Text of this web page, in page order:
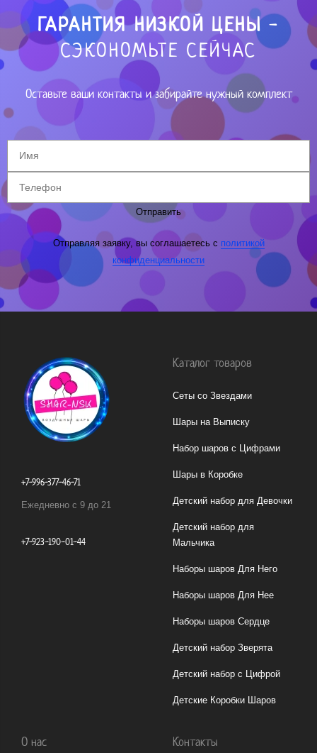
ГАРАНТИЯ НИЗКОЙ ЦЕНЫ-
СЭКОНОМЬТЕ СЕЙЧАС
Оставьте ваши контакты и забирайте нужный комплект
Отправить
Отправляя заявку, вы соглашаетесь с политикой
конфиденциальности
+7-996-377-46-71
Ежедневно с 9 до 21
+7-923-190-01-44
Каталог товаров
Сеты со Звездами
Шары на Выписку
Набор шаров с Цифрами
Шары в Коробке
Детский набор для Девочки
Детский набор для
Мальчика
Наборы шаров Для Него
Наборы шаров Для Нее
Наборы шаров Сердце
Детский набор Зверята
Детский набор с Цифрой
Детские Коробки Шаров
О нас Контакты